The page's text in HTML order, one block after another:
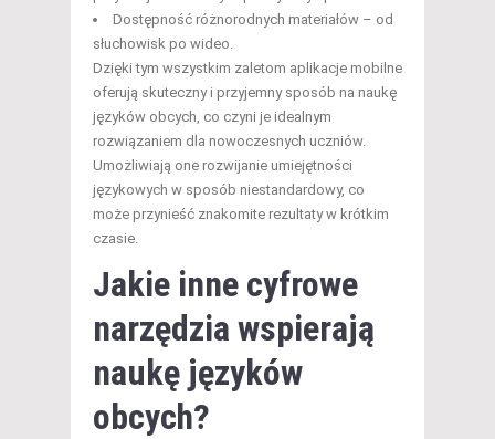
Dostępność różnorodnych materiałów – od
słuchowisk po wideo.
Dzięki tym wszystkim zaletom aplikacje mobilne
oferują skuteczny i przyjemny sposób na naukę
języków obcych, co czyni je idealnym
rozwiązaniem dla nowoczesnych uczniów.
Umożliwiają one rozwijanie umiejętności
językowych w sposób niestandardowy, co
może przynieść znakomite rezultaty w krótkim
czasie.
Jakie inne cyfrowe
narzędzia wspierają
naukę języków
obcych?